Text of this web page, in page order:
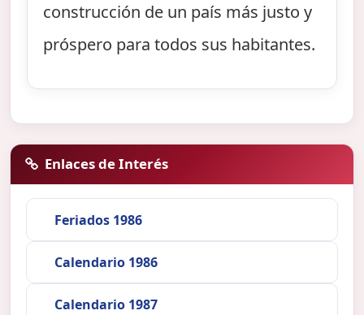
construcción de un país más justo y
próspero para todos sus habitantes.
Enlaces de Interés
Feriados 1986
Calendario 1986
Calendario 1987